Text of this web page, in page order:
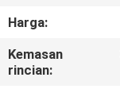
KONTROL
KUALITAS
Harga:
Kemasan
rincian: